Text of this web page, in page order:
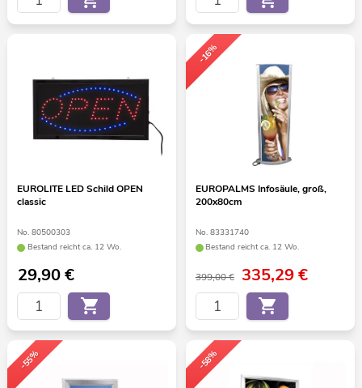
EUROLITE LED Schild OPEN
classic
No. 80500303
Bestand reicht ca. 12 Wo.
29,90€
-16%
EUROPALMS Infosäule, groß,
200x80cm
No. 83331740
Bestand reicht ca. 12 Wo.
399,00 € 335,29€
-55% -58%